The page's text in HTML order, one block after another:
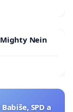
Nein
SPD a